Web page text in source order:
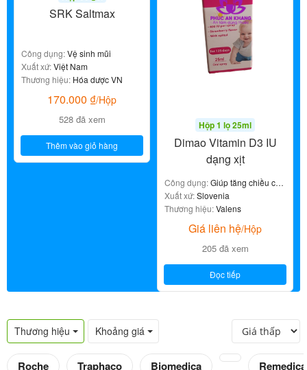
SRK Saltmax
Công dụng:Vệ sinh mũi
Xuất xứ:Việt Nam
Thương hiệu: Hóa dược VN
170.000 ₫/Hộp
528 đã xem
Thêm vào giỏ hàng
Hộp 1 lọ 25ml
Dimao Vitamin D3 IU
dạng xịt
Công dụng:Giúp tăng chiều cao
cho trẻ
Xuất xứ:Slovenia
Thương hiệu:Valens
Giá liên hệ/Hộp
205 đã xem
Đọc tiếp
Thương hiệu Khoảng giá
Roche Traphaco Biomedica Remedica